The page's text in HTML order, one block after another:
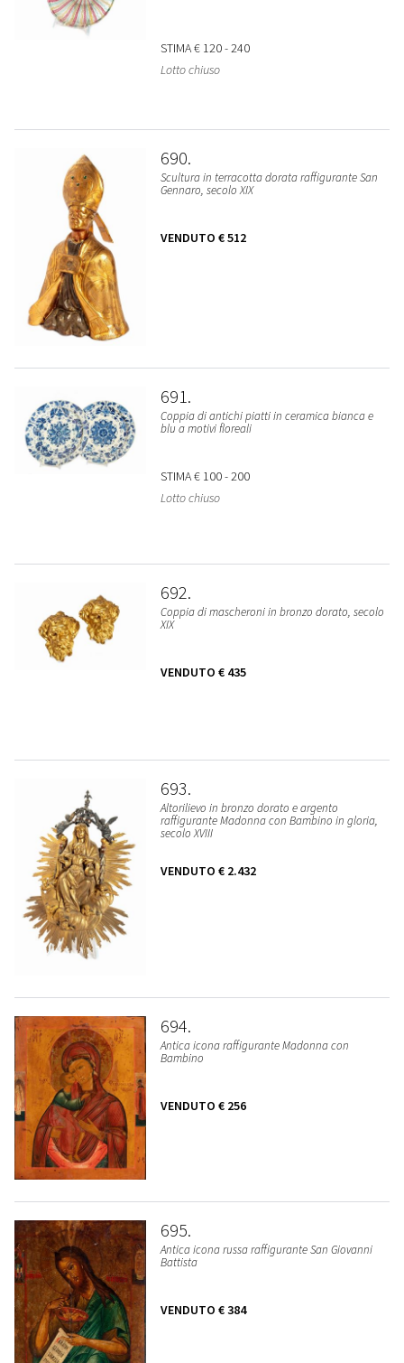
STIMA€ 120 - 240
Lotto chiuso
690
Scultura in terracotta dorata raffigurante San
Gennaro, secolo XIX
VENDUTO € 512
691
Coppia di antichi piatti in ceramica bianca e
blu a motivi floreali
STIMA€ 100 - 200
Lotto chiuso
692
Coppia di mascheroni in bronzo dorato, secolo
XIX
VENDUTO € 435
693
Altorilievo in bronzo dorato e argento
raffigurante Madonna con Bambino in gloria,
secolo XVIII
VENDUTO € 2.432
694
Antica icona raffigurante Madonna con
Bambino
VENDUTO € 256
695
Antica icona russa raffigurante San Giovanni
Battista
VENDUTO € 384